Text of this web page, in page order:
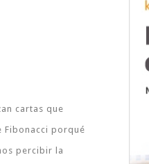
cartas que
Fibonacci porqué
percibir la